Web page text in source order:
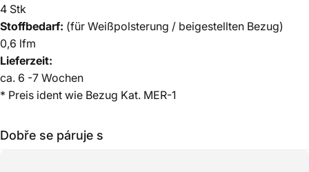
4 Stk
Stoffbedarf: (für Weißpolsterung / beigestellten Bezug)
0,6 lfm
Lieferzeit:
ca. 6 -7 Wochen
* Preis ident wie Bezug Kat. MER-1
Dobře se páruje s